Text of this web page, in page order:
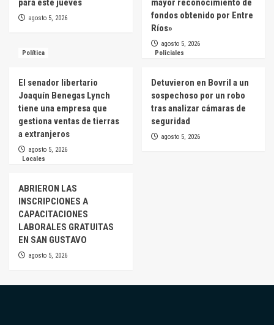
para este jueves
agosto 5, 2026
mayor reconocimiento de
fondos obtenido por Entre
Ríos»
agosto 5, 2026
Política
El senador libertario
Joaquín Benegas Lynch
tiene una empresa que
gestiona ventas de tierras
a extranjeros
agosto 5, 2026
Policiales
Detuvieron en Bovril a un
sospechoso por un robo
tras analizar cámaras de
seguridad
agosto 5, 2026
Locales
ABRIERON LAS
INSCRIPCIONES A
CAPACITACIONES
LABORALES GRATUITAS
EN SAN GUSTAVO
agosto 5, 2026